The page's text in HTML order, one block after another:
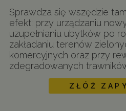
Sprawdza się wszędzie
efekt: przy urządzaniu
uzupełnianiu ubytków po
zakładaniu terenów
komercyjnych oraz przy
zdegradowanych
ZŁÓŻ